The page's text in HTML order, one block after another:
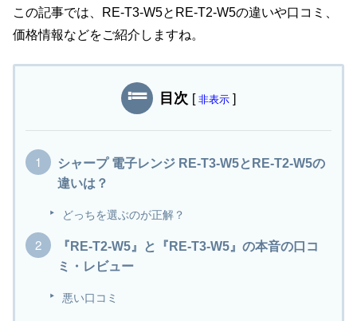
この記事では、RE-T3-W5とRE-T2-W5の違いや口コミ、
価格情報などをご紹介しますね。
目次 [ 非表示 ]
シャープ 電子レンジ RE-T3-W5とRE-T2-W5の
違いは？
どっちを選ぶのが正解？
『RE-T2-W5』と『RE-T3-W5』の本音の口コ
ミ・レビュー
悪い口コミ